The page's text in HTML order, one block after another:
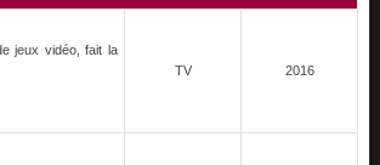
jeux vidéo, fait la
TV 2016